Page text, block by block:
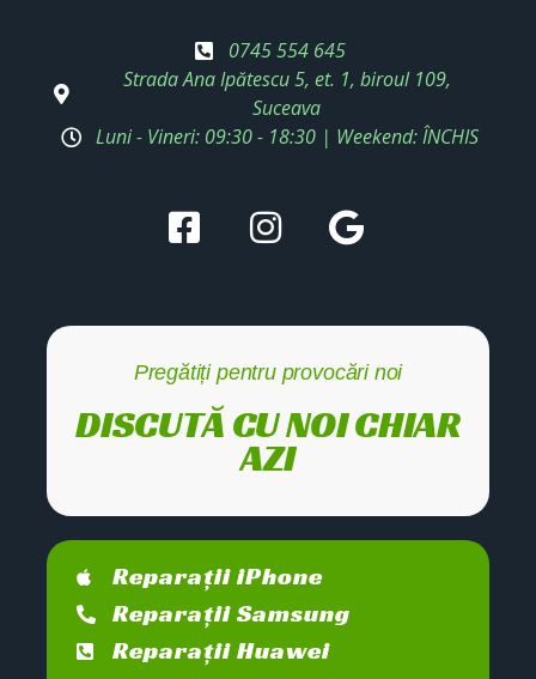
0745 554 645
Strada Ana Ipătescu 5, et. 1, biroul 109,
Suceava
Luni - Vineri: 09:30 - 18:30 | Weekend: ÎNCHIS
Pregătiți pentru provocări noi
DISCUTĂ CU NOI CHIAR
AZI
Reparații iPhone
Reparații Samsung
Reparații Huawei